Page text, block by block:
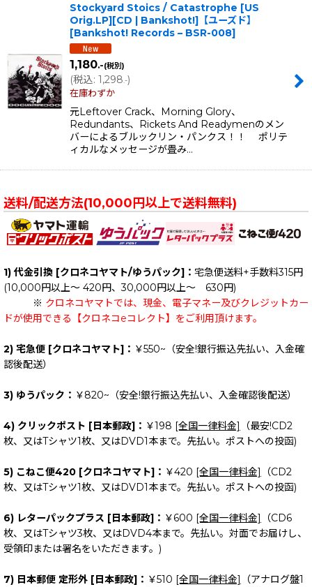
Stockyard Stoics / Catastrophe [US
Orig.LP][CD | Bankshot!]【ユーズド】
[Bankshot! Records – BSR-008]
1,180.-(税別)
(税込: 1,298.-)
在庫わずか
元Leftover Crack、Morning Glory、
Redundants、Rickets And Readymenのメン
バーによるブルックリン・パンクス！！ ポリテ
ィカルなメッセージが畳み…
送料/配送方法(10,000円以上で送料無料)
1) 代金引換 [クロネコヤマト/ゆうパック]： 宅急便送料+手数料315円
(10,000円以上～ 420円、30,000円以上～ 630円)
※ クロネコヤマトでは、現金、電子マネー及びクレジットカー
ドが使用できる【クロネコeコレクト】をご利用頂けます。
2) 宅急便 [クロネコヤマト]： ￥550~（安全!銀行振込先払い、入金確
認後配送）
3) ゆうパック： ￥820~（安全!銀行振込先払い、入金確認後配送）
4) クリックポスト [日本郵政]： ￥198 [全国一律料金]
（最安!CD2
枚、又はTシャツ1枚、又はDVD1本まで。先払い。ポストへの投函)
5) こねこ便420 [クロネコヤマト]： ￥420 [全国一律料金]
（CD2
枚、又はTシャツ1枚、又はDVD1本まで。先払い。ポストへの投函)
6) レターパックプラス [日本郵政]： ￥600 [全国一律料金]
（CD6
枚、又はTシャツ3枚、又はDVD4本まで。先払い。対面でお届けし、
受領印または署名をいただきます。)
7) 日本郵便 定形外 [日本郵政]： ￥510 [全国一律料金]
（アナログ盤1